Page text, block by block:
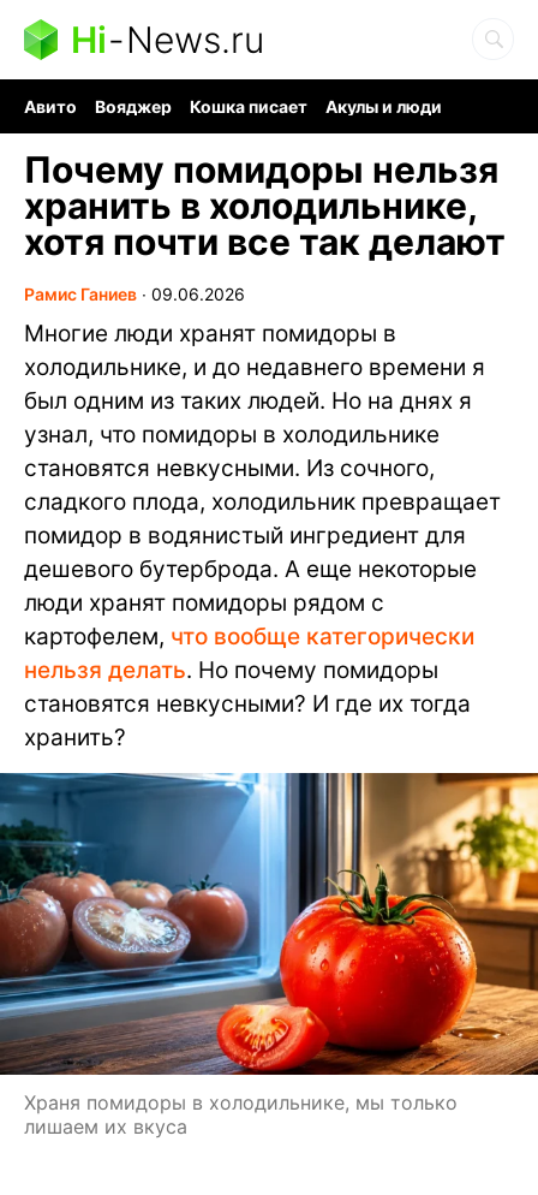
Hi-News.ru
Авито Вояджер Кошка писает
Акулы и люди
Почему помидоры нельзя
хранить в холодильнике,
хотя почти все так делают
Рамис Ганиев ∙ 09.06.2026
Многие люди хранят помидоры в
холодильнике, и до недавнего времени я
был одним из таких людей. Но на днях я
узнал, что помидоры в холодильнике
становятся невкусными. Из сочного,
сладкого плода, холодильник превращает
помидор в водянистый ингредиент для
дешевого бутерброда. А еще некоторые
люди хранят помидоры рядом с
картофелем, что вообще категорически
нельзя делать. Но почему помидоры
становятся невкусными? И где их тогда
хранить?
Храня помидоры в холодильнике, мы только
лишаем их вкуса